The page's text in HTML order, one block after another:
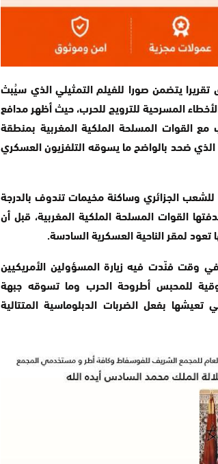
يتضمن صورا للفيلم التمثيلي الذي سيُبث
المسرحية للترويج للحرب، حيث أظهر مدافع
القوات المسلحة الملكية المغربية بمنطقة
ضحد بالواضح ما يسوقه التلفزيون العسكري
الجزائري وساكنة مخيمات تندوف بالدرجة
القوات المسلحة الملكية المغربية، قبل أن
تعود لمقر الناحية العسكرية السادسة.
وقت فنّدت فيه زيارة المسؤولين الأمريكيين
للمحبس أطروحة الحرب وما تسوقه جبهة
تعيشها بفعل الضربات الدبلوماسية المتتالية